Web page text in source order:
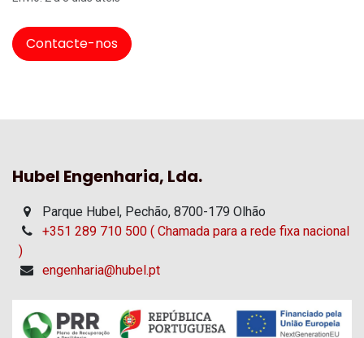
Contacte-nos
Hubel Engenharia, Lda.
Parque Hubel, Pechão, 8700-179 Olhão
+351 289 710 500 ( Chamada para a rede fixa nacional
)
engenharia@hubel.pt